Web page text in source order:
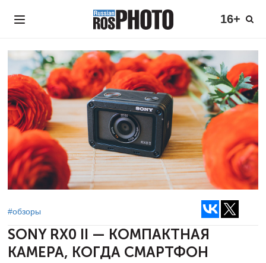
16+
#обзоры
SONY RX0 II — КОМПАКТНАЯ
КАМЕРА, КОГДА СМАРТФОН